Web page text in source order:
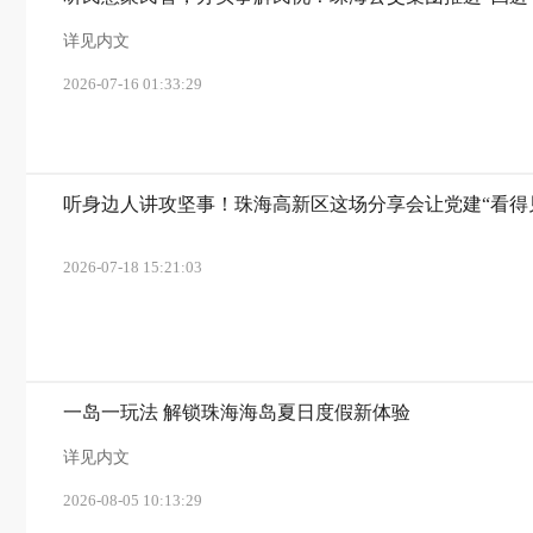
详见内文
2026-07-16 01:33:29
听身边人讲攻坚事！珠海高新区这场分享会让党建“看得
2026-07-18 15:21:03
一岛一玩法 解锁珠海海岛夏日度假新体验
详见内文
2026-08-05 10:13:29